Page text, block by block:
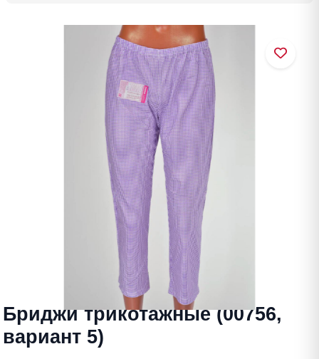
Бриджи трикотажные (00756,
вариант 5)